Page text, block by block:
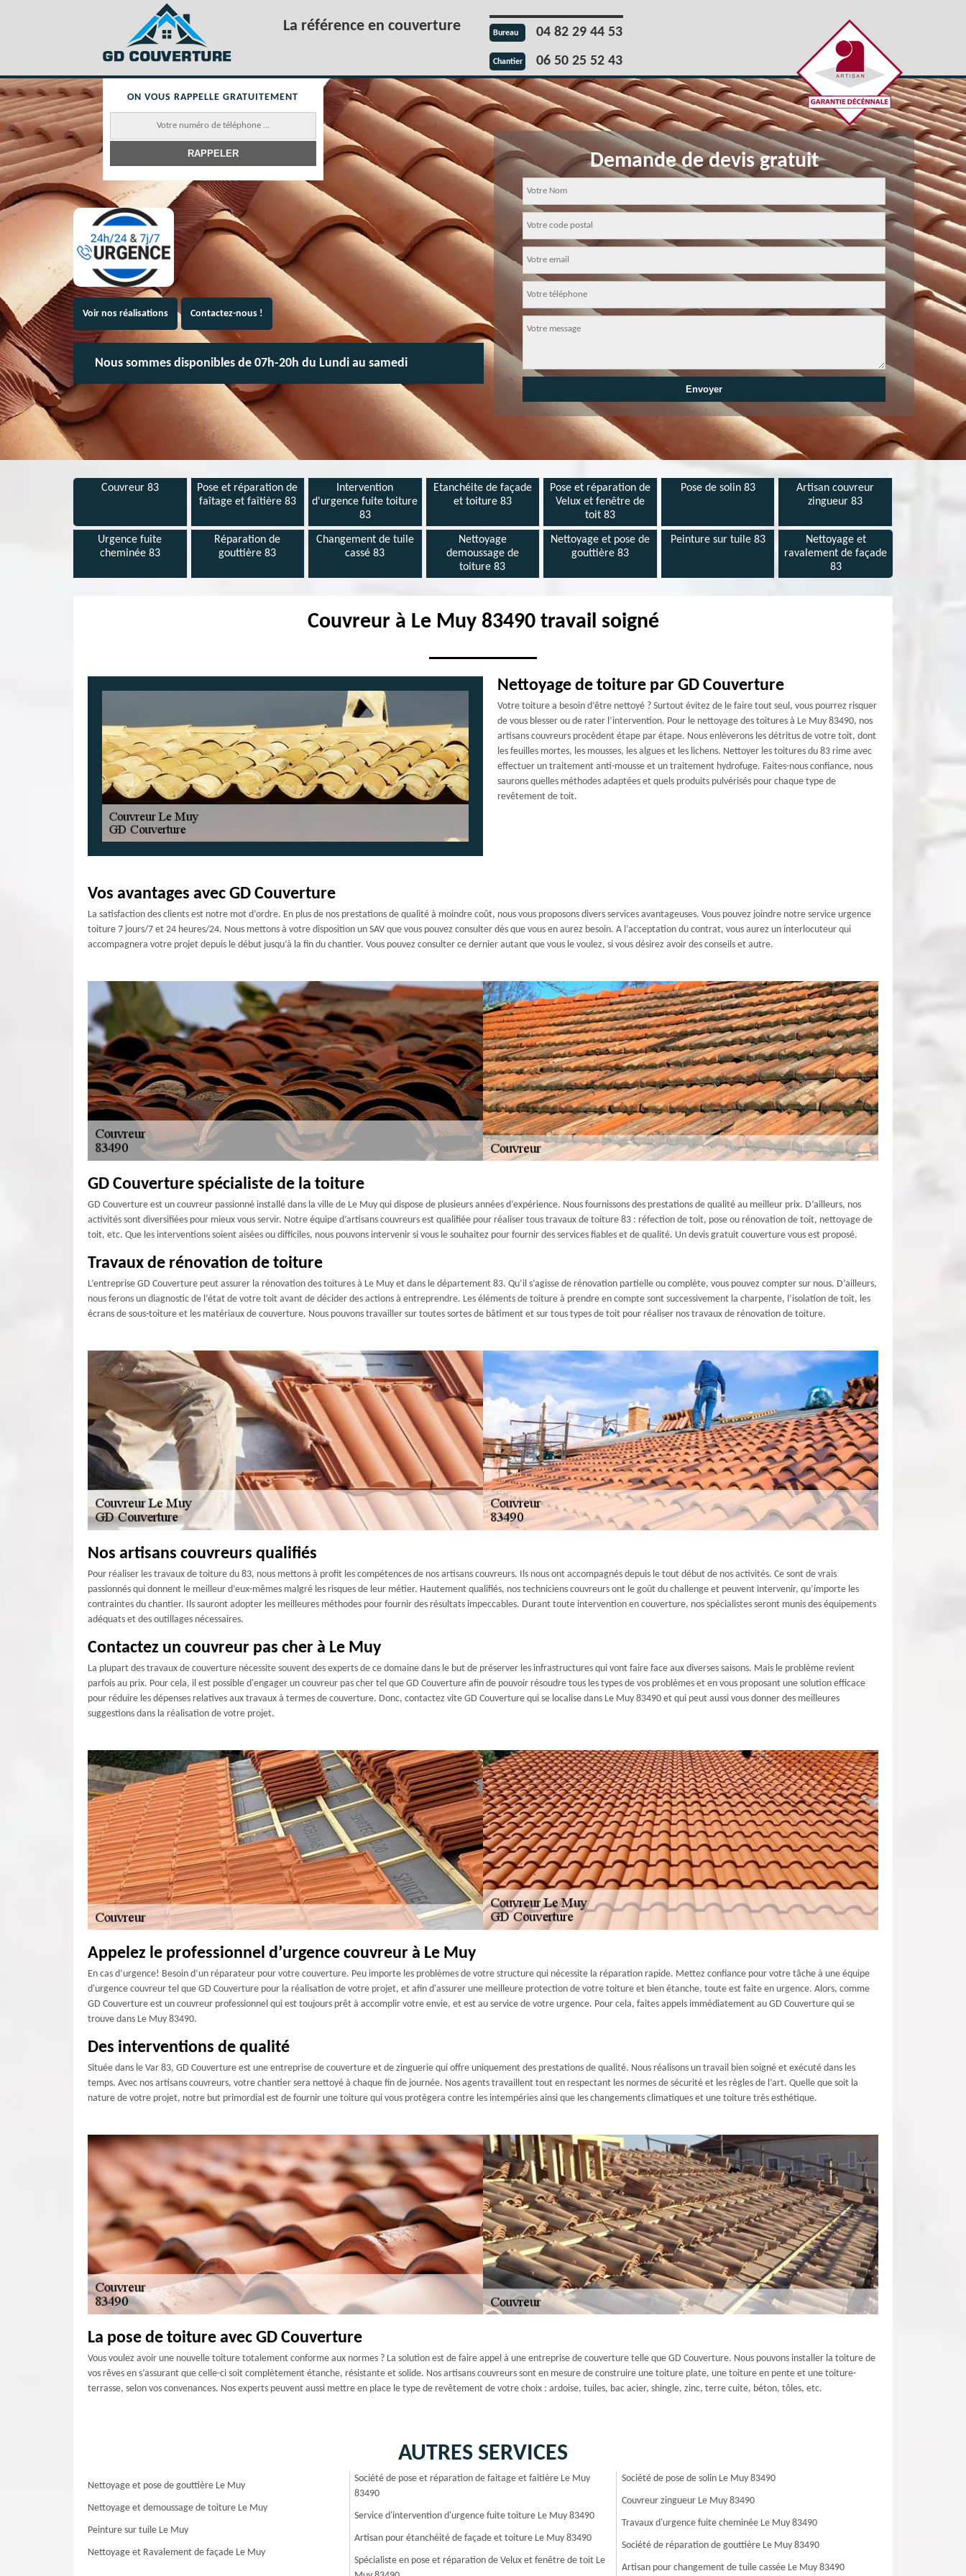
La référence en couverture Bureau 04 82 29 44 53
Chantier 06 50 25 52 43
Voir nos réalisations Contactez-nous !
Nous sommes disponibles de 07h-20h du Lundi au samedi
Demande de devis gratuit
ON VOUS RAPPELLE GRATUITEMENT
Couvreur 83
Pose et réparation de
faîtage et faîtière 83
Intervention
d'urgence fuite toiture
83
Etanchéite de façade
et toiture 83
Pose et réparation de
Velux et fenêtre de
toit 83
Pose de solin 83
Artisan couvreur
zingueur 83
Urgence fuite
cheminée 83
Réparation de
gouttière 83
Changement de tuile
cassé 83
Nettoyage
demoussage de
toiture 83
Nettoyage et pose de
gouttière 83
Peinture sur tuile 83
Nettoyage et
ravalement de façade
83
Couvreur à Le Muy 83490 travail soigné
Nettoyage de toiture par GD Couverture
Votre toiture a besoin d’être nettoyé ? Surtout évitez de le faire tout seul, vous pourrez risquer
de vous blesser ou de rater l’intervention. Pour le nettoyage des toitures à Le Muy 83490, nos
artisans couvreurs procèdent étape par étape. Nous enlèverons les détritus de votre toit, dont
les feuilles mortes, les mousses, les algues et les lichens. Nettoyer les toitures du 83 rime avec
effectuer un traitement anti-mousse et un traitement hydrofuge. Faites-nous confiance, nous
saurons quelles méthodes adaptées et quels produits pulvérisés pour chaque type de
revêtement de toit.
Vos avantages avec GD Couverture
La satisfaction des clients est notre mot d’ordre. En plus de nos prestations de qualité à moindre coût, nous vous proposons divers services avantageuses. Vous pouvez joindre notre service urgence
toiture 7 jours/7 et 24 heures/24. Nous mettons à votre disposition un SAV que vous pouvez consulter dès que vous en aurez besoin. A l’acceptation du contrat, vous aurez un interlocuteur qui
accompagnera votre projet depuis le début jusqu’à la fin du chantier. Vous pouvez consulter ce dernier autant que vous le voulez, si vous désirez avoir des conseils et autre.
GD Couverture spécialiste de la toiture
GD Couverture est un couvreur passionné installé dans la ville de Le Muy qui dispose de plusieurs années d’expérience. Nous fournissons des prestations de qualité au meilleur prix. D’ailleurs, nos
activités sont diversifiées pour mieux vous servir. Notre équipe d’artisans couvreurs est qualifiée pour réaliser tous travaux de toiture 83 : réfection de toit, pose ou rénovation de toit, nettoyage de
toit, etc. Que les interventions soient aisées ou difficiles, nous pouvons intervenir si vous le souhaitez pour fournir des services fiables et de qualité. Un devis gratuit couverture vous est proposé.
Travaux de rénovation de toiture
L’entreprise GD Couverture peut assurer la rénovation des toitures à Le Muy et dans le département 83. Qu’il s’agisse de rénovation partielle ou complète, vous pouvez compter sur nous. D’ailleurs,
nous ferons un diagnostic de l’état de votre toit avant de décider des actions à entreprendre. Les éléments de toiture à prendre en compte sont successivement la charpente, l’isolation de toit, les
écrans de sous-toiture et les matériaux de couverture. Nous pouvons travailler sur toutes sortes de bâtiment et sur tous types de toit pour réaliser nos travaux de rénovation de toiture.
Nos artisans couvreurs qualifiés
Pour réaliser les travaux de toiture du 83, nous mettons à profit les compétences de nos artisans couvreurs. Ils nous ont accompagnés depuis le tout début de nos activités. Ce sont de vrais
passionnés qui donnent le meilleur d’eux-mêmes malgré les risques de leur métier. Hautement qualifiés, nos techniciens couvreurs ont le goût du challenge et peuvent intervenir, qu’importe les
contraintes du chantier. Ils sauront adopter les meilleures méthodes pour fournir des résultats impeccables. Durant toute intervention en couverture, nos spécialistes seront munis des équipements
adéquats et des outillages nécessaires.
Contactez un couvreur pas cher à Le Muy
La plupart des travaux de couverture nécessite souvent des experts de ce domaine dans le but de préserver les infrastructures qui vont faire face aux diverses saisons. Mais le problème revient
parfois au prix. Pour cela, il est possible d'engager un couvreur pas cher tel que GD Couverture afin de pouvoir résoudre tous les types de vos problèmes et en vous proposant une solution efficace
pour réduire les dépenses relatives aux travaux à termes de couverture. Donc, contactez vite GD Couverture qui se localise dans Le Muy 83490 et qui peut aussi vous donner des meilleures
suggestions dans la réalisation de votre projet.
Appelez le professionnel d’urgence couvreur à Le Muy
En cas d’urgence! Besoin d’un réparateur pour votre couverture. Peu importe les problèmes de votre structure qui nécessite la réparation rapide. Mettez confiance pour votre tâche à une équipe
d'urgence couvreur tel que GD Couverture pour la réalisation de votre projet, et afin d'assurer une meilleure protection de votre toiture et bien étanche, toute est faite en urgence. Alors, comme
GD Couverture est un couvreur professionnel qui est toujours prêt à accomplir votre envie, et est au service de votre urgence. Pour cela, faites appels immédiatement au GD Couverture qui se
trouve dans Le Muy 83490.
Des interventions de qualité
Située dans le Var 83, GD Couverture est une entreprise de couverture et de zinguerie qui offre uniquement des prestations de qualité. Nous réalisons un travail bien soigné et exécuté dans les
temps. Avec nos artisans couvreurs, votre chantier sera nettoyé à chaque fin de journée. Nos agents travaillent tout en respectant les normes de sécurité et les règles de l’art. Quelle que soit la
nature de votre projet, notre but primordial est de fournir une toiture qui vous protègera contre les intempéries ainsi que les changements climatiques et une toiture très esthétique.
La pose de toiture avec GD Couverture
Vous voulez avoir une nouvelle toiture totalement conforme aux normes ? La solution est de faire appel à une entreprise de couverture telle que GD Couverture. Nous pouvons installer la toiture de
vos rêves en s’assurant que celle-ci soit complètement étanche, résistante et solide. Nos artisans couvreurs sont en mesure de construire une toiture plate, une toiture en pente et une toiture-
terrasse, selon vos convenances. Nos experts peuvent aussi mettre en place le type de revêtement de votre choix : ardoise, tuiles, bac acier, shingle, zinc, terre cuite, béton, tôles, etc.
AUTRES SERVICES
Nettoyage et pose de gouttière Le Muy
Nettoyage et demoussage de toiture Le Muy
Peinture sur tuile Le Muy
Nettoyage et Ravalement de façade Le Muy
Société de pose et réparation de faitage et faitière Le Muy
83490
Service d'intervention d'urgence fuite toiture Le Muy 83490
Artisan pour étanchéité de façade et toiture Le Muy 83490
Spécialiste en pose et réparation de Velux et fenêtre de toit Le
Société de pose de solin Le Muy 83490
Couvreur zingueur Le Muy 83490
Travaux d'urgence fuite cheminée Le Muy 83490
Société de réparation de gouttière Le Muy 83490
Artisan pour changement de tuile cassée Le Muy 83490